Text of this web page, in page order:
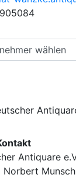
Antiquare
Norbert Munsch